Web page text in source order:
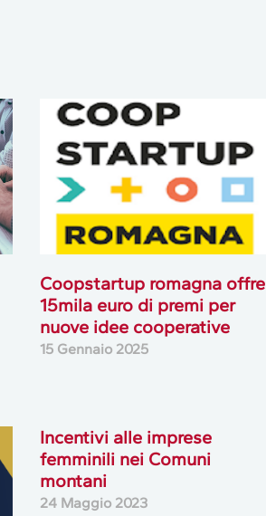
Coopstartup romagna offre
15mila euro di premi per
nuove idee cooperative
15 Gennaio 2025
Incentivi alle imprese
femminili nei Comuni
montani
24 Maggio 2023